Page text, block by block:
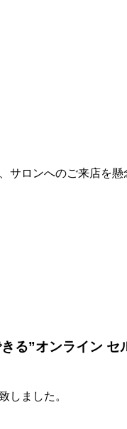
サロンへのご来店を
る”オンライン セ
しました。